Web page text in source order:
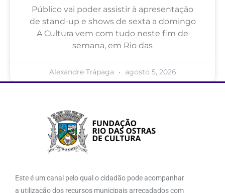
Público vai poder assistir à apresentação
de stand-up e shows de sexta a domingo
A Cultura vem com tudo neste fim de
semana, em Rio das
Alexandre Trápaga agosto 5, 2026
Este é um canal pelo qual o cidadão pode acompanhar
a utilização dos recursos municipais arrecadados com